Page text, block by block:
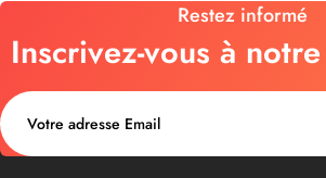
Restez informé
Inscrivez-vous à